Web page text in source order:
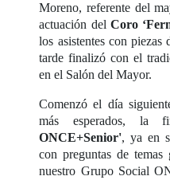
Moreno, referente del
actuación delCoro
los asistentes con
tarde finalizó con el
en el Salón del Mayor.
Comenzó el día
más esperados, la
ONCE+Senior', ya en
con preguntas de
nuestro Grupo Social